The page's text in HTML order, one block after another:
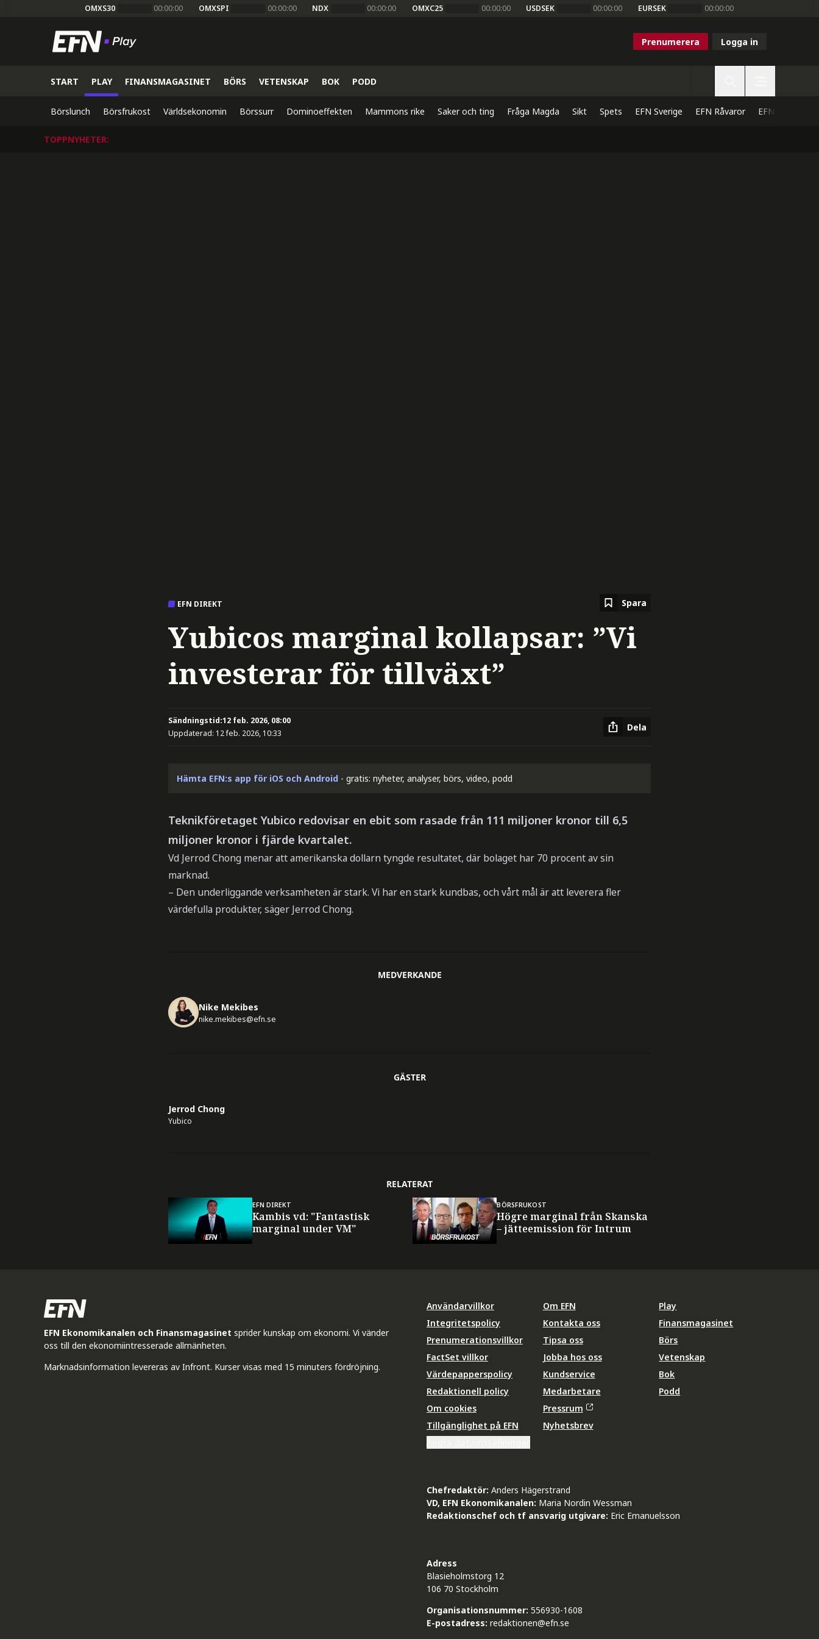
OMXS30 00:00:00 OMXSPI 00:00:00 NDX 00:00:00 OMXC25 00:00:00 USDSEK 00:00:00 EURSEK 00:00:00
Prenumerera Logga in
START PLAY FINANSMAGASINET BÖRS VETENSKAP BOK PODD
Börslunch Börsfrukost Världsekonomin Börssurr Dominoeffekten Mammons rike Saker och ting Fråga Magda Sikt Spets EFN Sverige EFN Råvaror EFN Direkt
TOPPNYHETER:
EFN DIREKT Spara
Yubicos marginal kollapsar: ”Vi
investerar för tillväxt”
Sändningstid:12 feb. 2026, 08:00
Uppdaterad: 12 feb. 2026, 10:33
Dela
Hämta EFN:s app för iOS och Android - gratis: nyheter, analyser, börs, video, podd
Teknikföretaget Yubico redovisar en ebit som rasade från 111 miljoner kronor till 6,5
miljoner kronor i fjärde kvartalet.
Vd Jerrod Chong menar att amerikanska dollarn tyngde resultatet, där bolaget har 70 procent av sin
marknad.
– Den underliggande verksamheten är stark. Vi har en stark kundbas, och vårt mål är att leverera fler
värdefulla produkter, säger Jerrod Chong.
MEDVERKANDE
Nike Mekibes
nike.mekibes@efn.se
GÄSTER
Jerrod Chong
Yubico
RELATERAT
EFN DIREKT
Kambis vd: "Fantastisk
marginal under VM"
BÖRSFRUKOST
Högre marginal från Skanska
– jätteemission för Intrum
EFN Ekonomikanalen och Finansmagasinet sprider kunskap om ekonomi. Vi vänder
oss till den ekonomiintresserade allmänheten.
Marknadsinformation levereras av Infront. Kurser visas med 15 minuters fördröjning.
Användarvillkor
Integritetspolicy
Prenumerationsvillkor
FactSet villkor
Värdepapperspolicy
Redaktionell policy
Om cookies
Tillgänglighet på EFN
Om EFN
Kontakta oss
Tipsa oss
Jobba hos oss
Kundservice
Medarbetare
Pressrum
Nyhetsbrev
Play
Finansmagasinet
Börs
Vetenskap
Bok
Podd
Chefredaktör: Anders Hägerstrand
VD, EFN Ekonomikanalen: Maria Nordin Wessman
Redaktionschef och tf ansvarig utgivare: Eric Emanuelsson
Adress
Blasieholmstorg 12
106 70 Stockholm
Organisationsnummer: 556930-1608
E-postadress: redaktionen@efn.se